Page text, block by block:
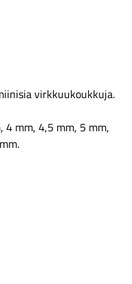
virkkuukoukkuja.
4 mm, 4,5 mm, 5 mm,